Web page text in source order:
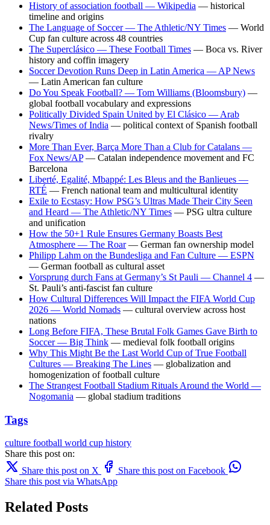
History of association football — Wikipedia — historical
timeline and origins
The Language of Soccer — The Athletic/NY Times — World
Cup fan culture across 48 countries
The Superclásico — These Football Times — Boca vs. River
history and coffin imagery
Soccer Devotion Runs Deep in Latin America — AP News
— Latin American fan culture
Do You Speak Football? — Tom Williams (Bloomsbury) —
global football vocabulary and expressions
Politically Divided Spain United by El Clásico — Arab
News/Times of India — political context of Spanish football
rivalry
More Than Ever, Barça More Than a Club for Catalans —
Fox News/AP— Catalan independence movement and FC
Barcelona
Liberté, Egalité, Mbappé: Les Bleus and the Banlieues —
RTÉ — French national team and multicultural identity
Exile to Ecstasy: How PSG’s Ultras Made Their City Seen
and Heard — The Athletic/NY Times — PSG ultra culture
and unification
How the 50+1 Rule Ensures Germany Boasts Best
Atmosphere — The Roar— German fan ownership model
Philipp Lahm on the Bundesliga and Fan Culture — ESPN
— German football as cultural asset
Vorsprung durch Fans at Germany’s St Pauli — Channel 4 —
St. Pauli’s anti-fascist fan culture
How Cultural Differences Will Impact the FIFA World Cup
2026 — World Nomads — cultural overview across host
nations
Long Before FIFA, These Brutal Folk Games Gave Birth to
Soccer — Big Think — medieval folk football origins
Why This Might Be the Last World Cup of True Football
Cultures — Breaking The Lines — globalization and
homogenization of football culture
The Strangest Football Stadium Rituals Around the World —
Nogomania — global stadium traditions
Tags
culture football world cup history
Share this post on:
Share this post on X
Share this post on Facebook
Share this post via WhatsApp
Related Posts